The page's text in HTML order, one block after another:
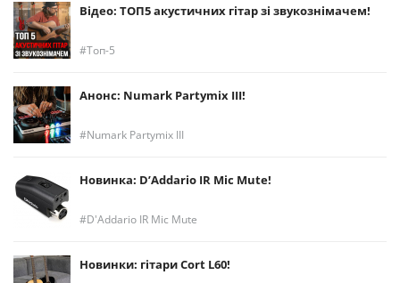
Відео: ТОП5 акустичних гітар зі звукознімачем!
Топ-5
Анонс: Numark Partymix III!
Numark Partymix III
Новинка: D’Addario IR Mic Mute!
D'Addario IR Mic Mute
Новинки: гітари Cort L60!